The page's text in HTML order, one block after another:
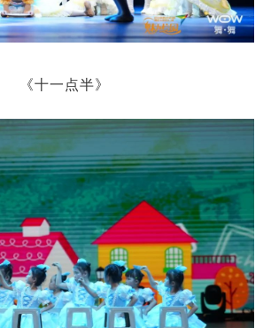
《十一点半》